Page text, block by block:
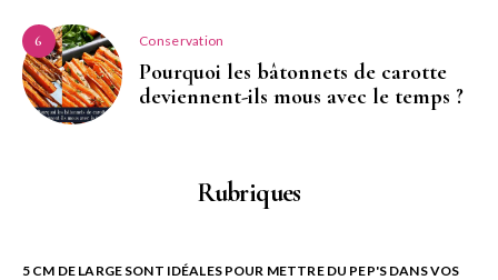
6 Conservation
Pourquoi les bâtonnets de carotte
deviennent-ils mous avec le temps ?
Rubriques
5 CM DE LARGE SONT IDÉALES POUR METTRE DU PEP'S DANS VOS